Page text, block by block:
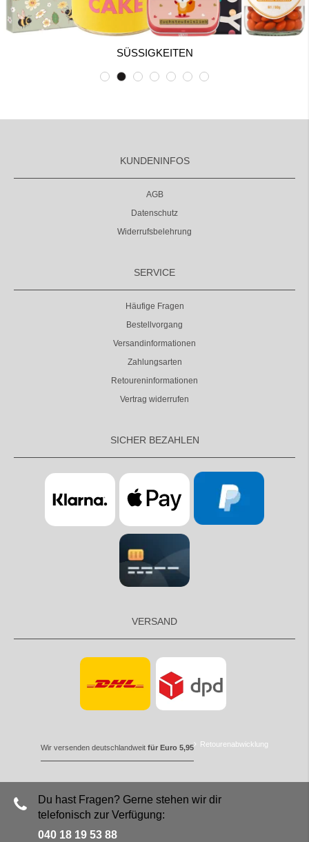
SÜSSIGKEITEN
KUNDENINFOS
AGB
Datenschutz
Widerrufsbelehrung
SERVICE
Häufige Fragen
Bestellvorgang
Versandinformationen
Zahlungsarten
Retoureninformationen
Vertrag widerrufen
SICHER BEZAHLEN
VERSAND
Wir versenden deutschlandweit für Euro 5,95 Retourenabwicklung
Du hast Fragen? Gerne stehen wir dir
telefonisch zur Verfügung:
040 18 19 53 88